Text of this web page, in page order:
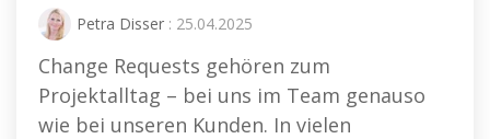
Petra Disser : 25.04.2025
Change Requests gehören zum
Projektalltag – bei uns im Team genauso
wie bei unseren Kunden. In vielen